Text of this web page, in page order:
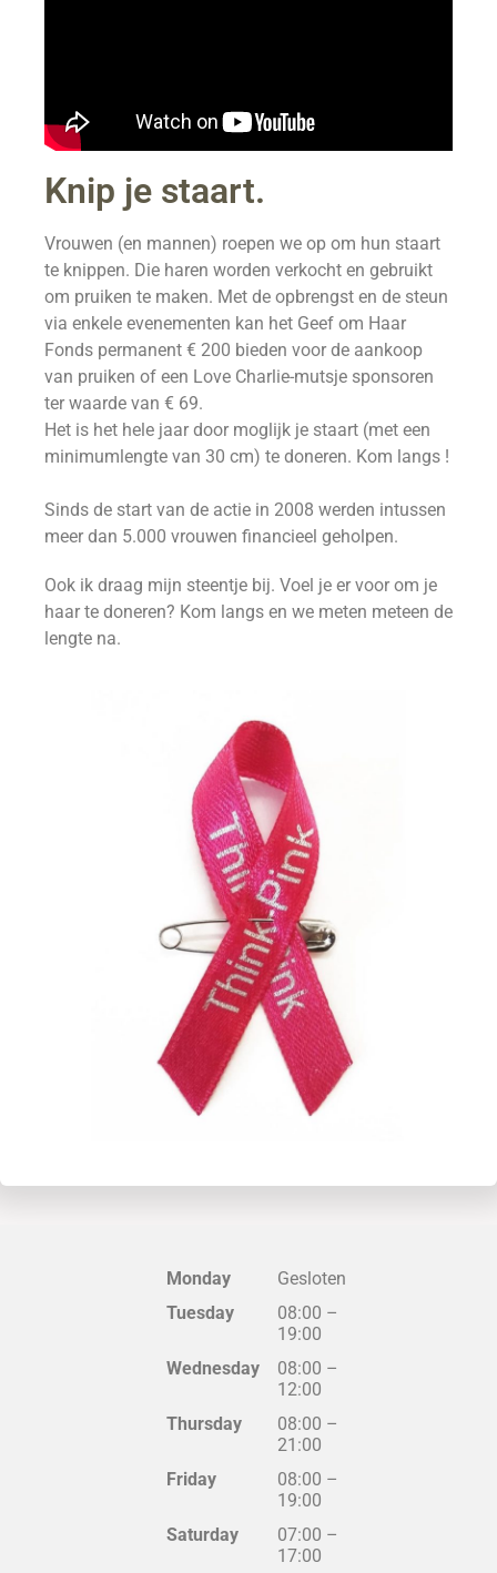
Knip je staart.
Vrouwen (en mannen) roepen we op om hun staart
te knippen. Die haren worden verkocht en gebruikt
om pruiken te maken. Met de opbrengst en de steun
via enkele evenementen kan het Geef om Haar
Fonds permanent € 200 bieden voor de aankoop
van pruiken of een Love Charlie-mutsje sponsoren
ter waarde van € 69.
Het is het hele jaar door moglijk je staart (met een
minimumlengte van 30 cm) te doneren. Kom langs !
Sinds de start van de actie in 2008 werden intussen
meer dan 5.000 vrouwen financieel geholpen.
Ook ik draag mijn steentje bij. Voel je er voor om je
haar te doneren? Kom langs en we meten meteen de
lengte na.
Monday
Gesloten
Tuesday
08:00 –
19:00
Wednesday
08:00 –
12:00
Thursday
08:00 –
21:00
Friday
08:00 –
19:00
Saturday
07:00 –
17:00